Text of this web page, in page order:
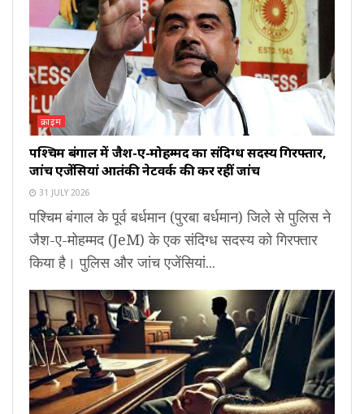
क्राइम
पश्चिम बंगाल में जैश-ए-मोहम्मद का संदिग्ध सदस्य गिरफ्तार,
जांच एजेंसियां आतंकी नेटवर्क की कर रहीं जांच
31 JULY 2026
पश्चिम बंगाल के पूर्व बर्धमान (पुरबा बर्धमान) जिले से पुलिस ने
जैश-ए-मोहम्मद (JeM) के एक संदिग्ध सदस्य को गिरफ्तार
किया है। पुलिस और जांच एजेंसियां...